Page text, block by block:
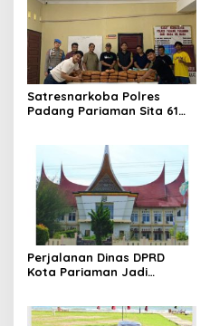
Satresnarkoba Polres
Padang Pariaman Sita 61
Perjalanan Dinas DPRD
Kota Pariaman Jadi